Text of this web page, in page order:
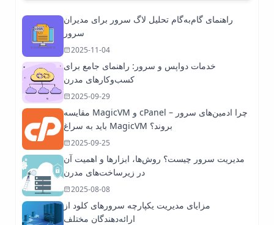
راهنمای گام‌به‌گام تحلیل لاگ سرور برای مدیران
سرور
2025-11-04
خدمات دواپس و سرور: راهنمای جامع برای
کسب‌وکارهای مدرن
2025-09-29
مقایسه MagicVM و cPanel – چرا ادمین‌های سرور
باید به سراغ MagicVM بروند؟
2025-09-25
مدیریت سرور چیست؟ روش‌ها، ابزارها و اهمیت آن
در زیرساخت‌های مدرن
2025-08-08
مزایای مدیریت یکپارچه سرورهای کلود از
ارائه‌دهندگان مختلف